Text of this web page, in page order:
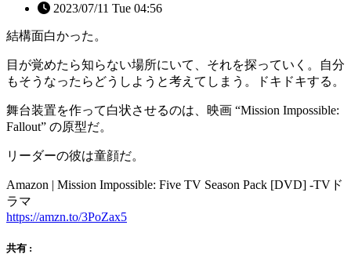
2023/07/11 Tue 04:56
結構面白かった。
目が覚めたら知らない場所にいて、それを探っていく。自分
もそうなったらどうしようと考えてしまう。ドキドキする。
舞台装置を作って白状させるのは、映画 “Mission Impossible:
Fallout” の原型だ。
リーダーの彼は童顔だ。
Amazon | Mission Impossible: Five TV Season Pack [DVD] -TVド
ラマ
https://amzn.to/3PoZax5
共有 :